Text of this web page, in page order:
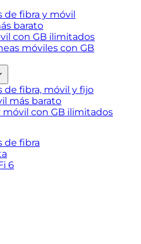
de fibra y móvil
barato
con GB ilimitados
móviles con GB
de fibra, móvil y fijo
más barato
móvil con GB ilimitados
de fibra
6